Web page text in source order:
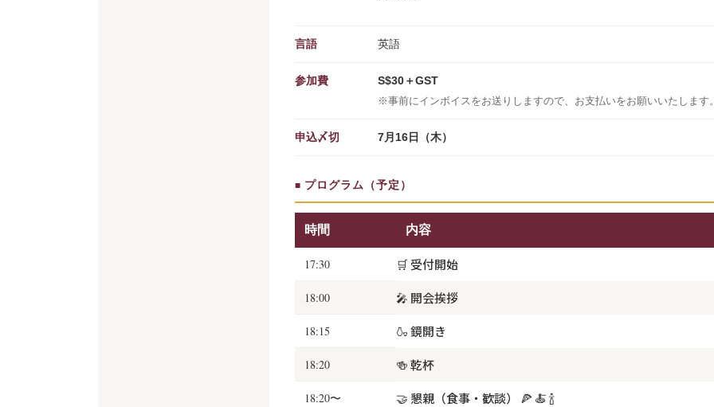
言語 英語
参加費 S$30＋GST
※事前にインボイスをお送りしますので、お支払いをお願いいたします
申込〆切 7月16日（木）
■ プログラム（予定）
時間 内容
17:30 🛒 受付開始
18:00 🎤 開会挨拶
18:15 🍶 鏡開き
18:20 🍻 乾杯
18:20〜 🤝 懇親（食事・歓談） 🍕 🍝 🍾